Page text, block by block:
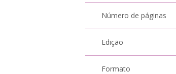
Número de páginas
Edição
Formato